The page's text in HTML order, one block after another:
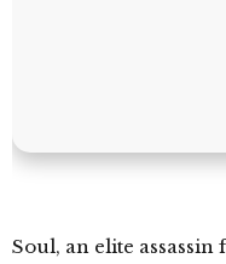
Soul, an elite assassin